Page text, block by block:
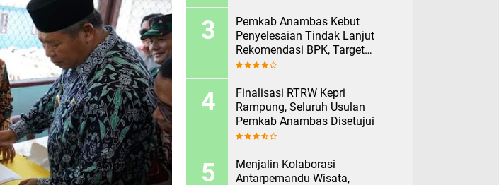
Pemkab Anambas Kebut
Penyelesaian Tindak Lanjut
Rekomendasi BPK, Target
Rampung Sebelum 2 Agustus
Finalisasi RTRW Kepri
Rampung, Seluruh Usulan
Pemkab Anambas Disetujui
Menjalin Kolaborasi
Antarpemandu Wisata,